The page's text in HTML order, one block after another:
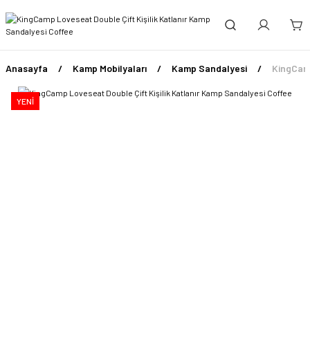
Anasayfa Kamp Mobilyaları Kamp Sandalyesi
YENİ